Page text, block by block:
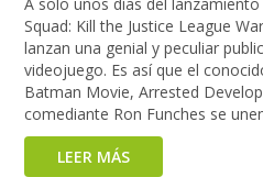
Squad: Kill the Justice League
lanzan una genial y peculiar
videojuego. Es así que el
Batman Movie, Arrested
comediante Ron Funches se
LEER MÁS